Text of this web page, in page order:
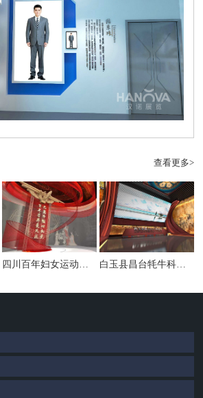
查看更多>
四川百年妇女运动展陈馆 白玉县昌台牦牛科技馆